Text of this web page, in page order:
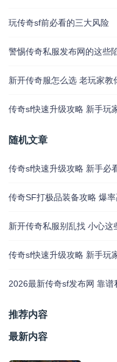
玩传奇sf前必看的三大风险
警惕传奇私服发布网的这些
新开传奇服怎么选 老玩家教
传奇sf快速升级攻略 新手玩
随机文章
传奇sf快速升级攻略 新手必
传奇SF打极品装备攻略 爆
新开传奇私服别乱找 小心这
传奇sf快速升级攻略 新手玩
2026最新传奇sf发布网 靠谱
推荐内容
最新内容